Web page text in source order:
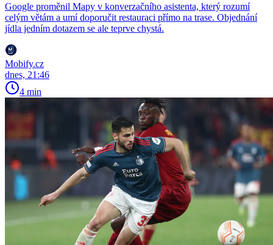
Google proměnil Mapy v konverzačního asistenta, který rozumí
celým větám a umí doporučit restauraci přímo na trase. Objednání
jídla jedním dotazem se ale teprve chystá.
Mobify.cz
dnes, 21:46
4 min